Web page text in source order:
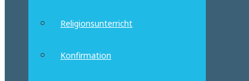
Religionsunterricht
Konfirmation